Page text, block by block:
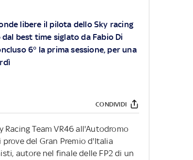
libere il pilota dello Sky racing
best time siglato da Fabio Di
6° la prima sessione, per una
CONDIVIDI
Team VR46 all'Autodromo
del Gran Premio d'Italia
autore nel finale delle FP2 di un